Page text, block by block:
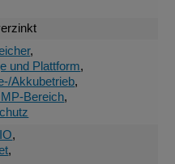
,
und Plattform,
Akkubetrieb,
Bereich,
,
,